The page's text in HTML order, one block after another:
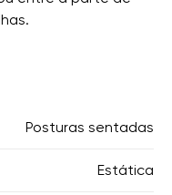
Posturas sentadas
Estática